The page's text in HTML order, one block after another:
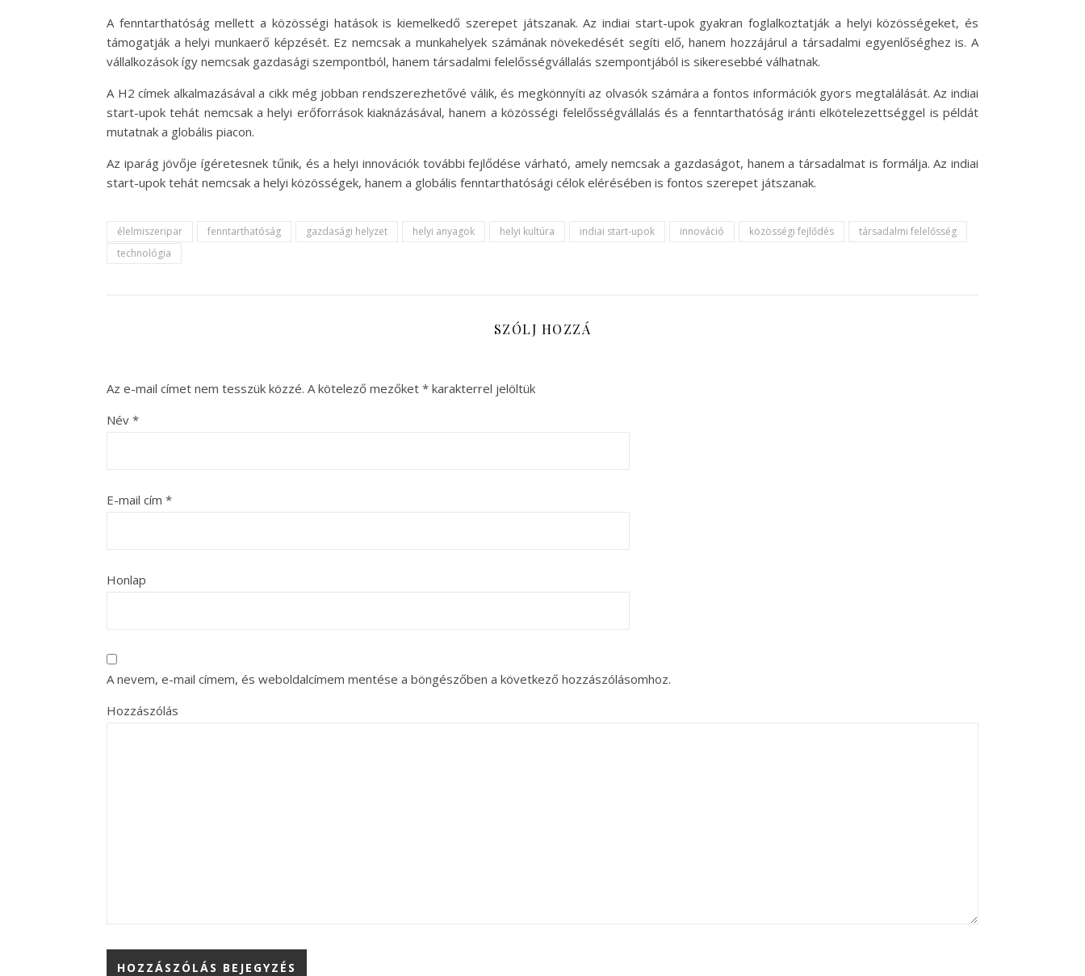
A fenntarthatóság mellett a közösségi hatások is kiemelkedő szerepet játszanak. Az indiai start-upok gyakran foglalkoztatják a helyi közösségeket, és
támogatják a helyi munkaerő képzését. Ez nemcsak a munkahelyek számának növekedését segíti elő, hanem hozzájárul a társadalmi egyenlőséghez is. A
vállalkozások így nemcsak gazdasági szempontból, hanem társadalmi felelősségvállalás szempontjából is sikeresebbé válhatnak.
A H2 címek alkalmazásával a cikk még jobban rendszerezhetővé válik, és megkönnyíti az olvasók számára a fontos információk gyors megtalálását. Az indiai
start-upok tehát nemcsak a helyi erőforrások kiaknázásával, hanem a közösségi felelősségvállalás és a fenntarthatóság iránti elkötelezettséggel is példát
mutatnak a globális piacon.
Az iparág jövője ígéretesnek tűnik, és a helyi innovációk további fejlődése várható, amely nemcsak a gazdaságot, hanem a társadalmat is formálja. Az indiai
start-upok tehát nemcsak a helyi közösségek, hanem a globális fenntarthatósági célok elérésében is fontos szerepet játszanak.
élelmiszeripar fenntarthatóság gazdasági helyzet helyi anyagok helyi kultúra indiai start-upok innováció közösségi fejlődés
társadalmi felelősség
technológia
SZÓLJ HOZZÁ
Az e-mail címet nem tesszük közzé. A kötelező mezőket * karakterrel jelöltük
Név *
E-mail cím *
Honlap
A nevem, e-mail címem, és weboldalcímem mentése a böngészőben a következő hozzászólásomhoz.
Hozzászólás